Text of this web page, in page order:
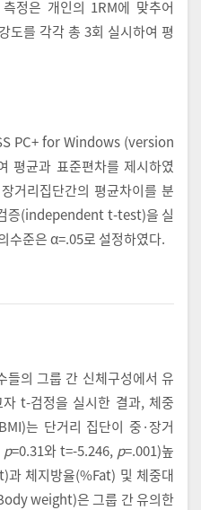
정은 개인의 1RM에 맞추어
를 각각 총 3회 실시하여 평
PC+ for Windows (version
평균과 표준편차를 제시하였
거리집단간의 평균차이를 분
증(independent t-test)을 실
수준은 α=.05로 설정하였다.
들의 그룹 간 신체구성에서 유
t-검정을 실시한 결과, 체중
는 단거리 집단이 중·장거
p=0.31와 t=-5.246, p=.001)높
과 체지방율(%Fat) 및 체중대
weight)은 그룹 간 유의한